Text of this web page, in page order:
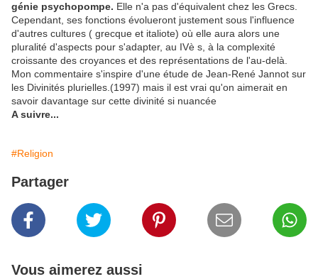
génie psychopompe. Elle n'a pas d'équivalent chez les Grecs.
Cependant, ses fonctions évolueront justement sous l'influence
d'autres cultures ( grecque et italiote) où elle aura alors une
pluralité d'aspects pour s'adapter, au IVè s, à la complexité
croissante des croyances et des représentations de l'au-delà.
Mon commentaire s'inspire d'une étude de Jean-René Jannot sur
les Divinités plurielles.(1997) mais il est vrai qu'on aimerait en
savoir davantage sur cette divinité si nuancée
A suivre...
#Religion
Partager
Vous aimerez aussi